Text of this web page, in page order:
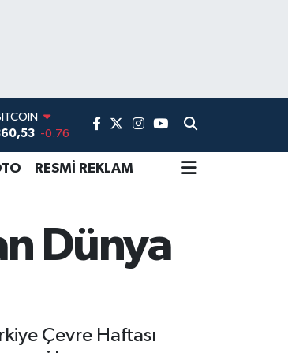
EURO
ALTIN
1.44
RESMİ REKLAM
Dünya
Çevre Haftası